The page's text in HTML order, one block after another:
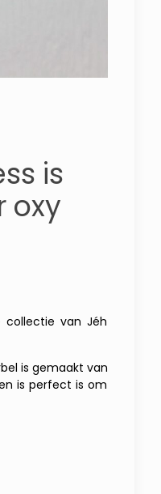
is
oxy
collectie van Jéh
is gemaakt van
is perfect is om